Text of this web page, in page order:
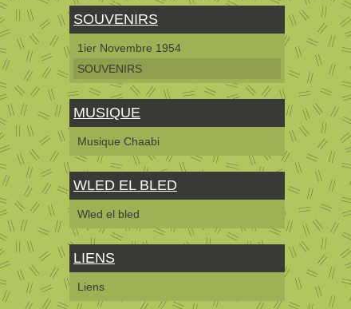
SOUVENIRS
1ier Novembre 1954
SOUVENIRS
MUSIQUE
Musique Chaabi
WLED EL BLED
Wled el bled
LIENS
Liens